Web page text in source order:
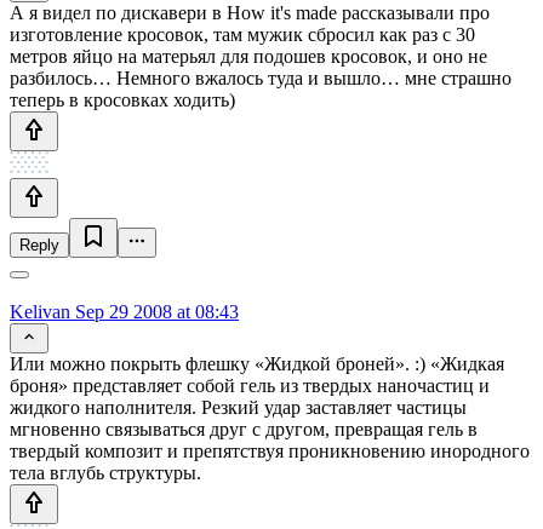
А я видел по дискавери в How it's made рассказывали про
изготовление кросовок, там мужик сбросил как раз с 30
метров яйцо на матерьял для подошев кросовок, и оно не
разбилось… Немного вжалось туда и вышло… мне страшно
теперь в кросовках ходить)
Reply
Kelivan Sep 29 2008 at 08:43
Или можно покрыть флешку «Жидкой броней». :) «Жидкая
броня» представляет собой гель из твердых наночастиц и
жидкого наполнителя. Резкий удар заставляет частицы
мгновенно связываться друг с другом, превращая гель в
твердый композит и препятствуя проникновению инородного
тела вглубь структуры.